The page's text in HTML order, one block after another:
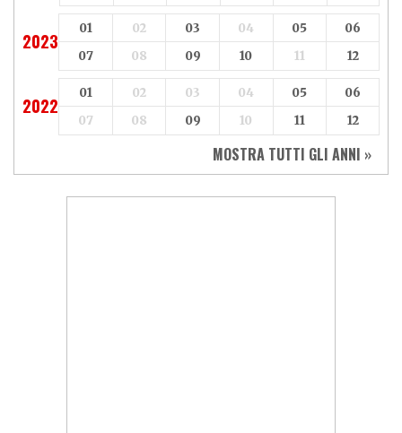
2023
01 02 03 04 05
06
07
08 09 10 11 12
2022
01 02 03 04 05
06
07
08 09 10 11 12
MOSTRA TUTTI GLI ANNI »